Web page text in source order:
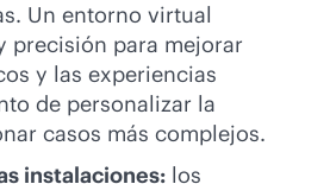
Un entorno virtual
precisión para mejorar
y las experiencias
de personalizar la
casos más complejos.
instalaciones: los